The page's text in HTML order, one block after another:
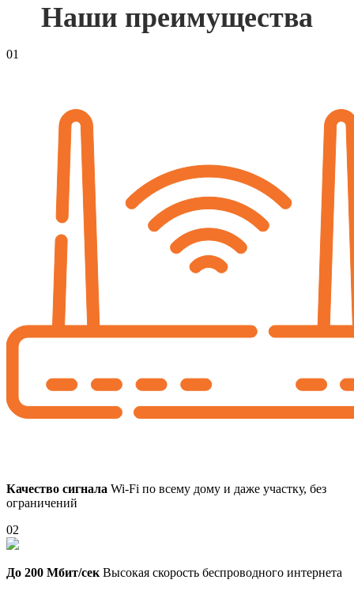
Наши преимущества
01
Качество сигнала Wi-Fi по всему дому и даже участку, без
ограничений
02
До 200 Мбит/сек Высокая скорость беспроводного интернета